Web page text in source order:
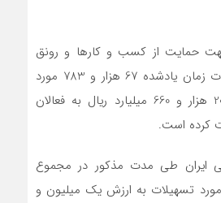
حمایت از کسب و کارها و رونق
بازارهای مرتبط در مدت زمان یادشده 67 هزار و 783 مورد
تسهیلات به ارزش 206 هزار و 660 میلیارد ریال به فعالان
کرده است.
ایران طی مدت مذکور در مجموع
تعداد 705 هزار و 610 مورد تسهیلات به ارزش یک میلیون و